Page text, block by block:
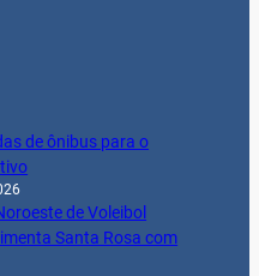
de ônibus para o
de Voleibol
Santa Rosa com